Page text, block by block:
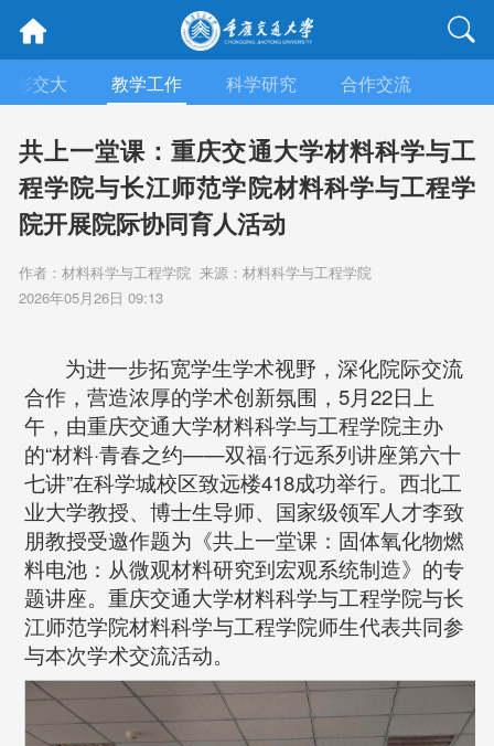
彩交大 教学工作 科学研究 合作交流
共上一堂课：重庆交通大学材料科学与工
程学院与长江师范学院材料科学与工程学
院开展院际协同育人活动
作者：材料科学与工程学院 来源：材料科学与工程学院
2026年05月26日 09:13
为进一步拓宽学生学术视野，深化院际交流
合作，营造浓厚的学术创新氛围，5月22日上
午，由重庆交通大学材料科学与工程学院主办
的“材料·青春之约——双福·行远系列讲座第六十
七讲”在科学城校区致远楼418成功举行。西北工
业大学教授、博士生导师、国家级领军人才李致
朋教授受邀作题为《共上一堂课：固体氧化物燃
料电池：从微观材料研究到宏观系统制造》的专
题讲座。重庆交通大学材料科学与工程学院与长
江师范学院材料科学与工程学院师生代表共同参
与本次学术交流活动。